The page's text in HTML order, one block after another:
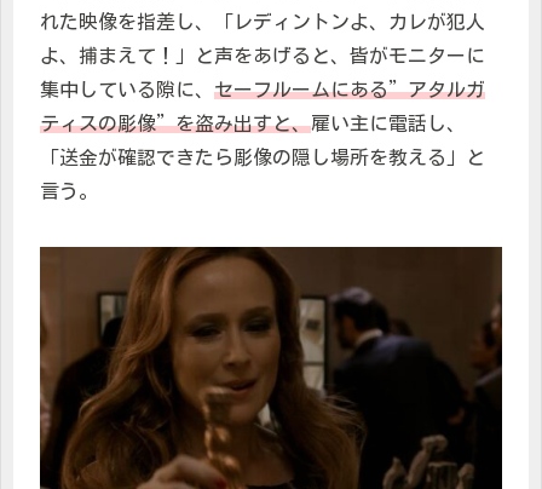
れた映像を指差し、「レディントンよ、カレが犯人
よ、捕まえて！」と声をあげると、皆がモニターに
集中している隙に、 セーフルームにある”アタルガ
ティスの彫像”を盗み出すと、雇い主に電話し、
「送金が確認できたら彫像の隠し場所を教える」と
言う。